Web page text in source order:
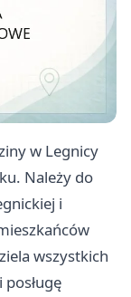
w Legnicy
Należy do
i
wszystkich